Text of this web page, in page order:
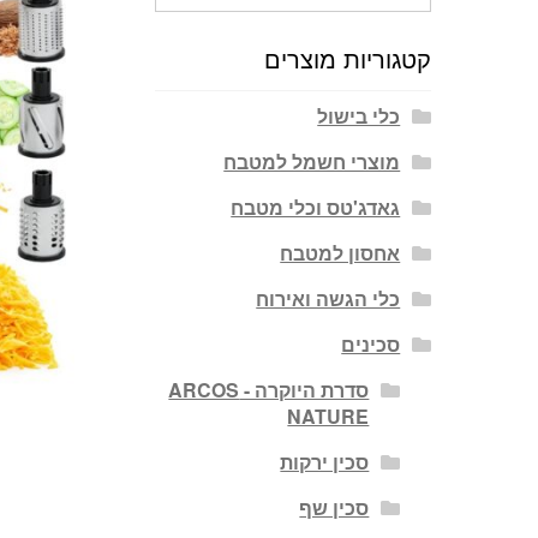
קטגוריות מוצרים
כלי בישול
מוצרי חשמל למטבח
גאדג'טס וכלי מטבח
אחסון למטבח
כלי הגשה ואירוח
סכינים
סדרת היוקרה - ARCOS
NATURE
סכין ירקות
סכין שף